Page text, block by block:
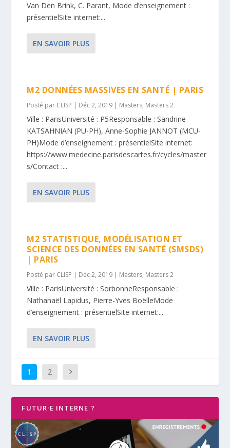
Van Den Brink, C. Parant, Mode d’enseignement :
présentielSite internet:...
EN SAVOIR PLUS
M2 DONNÉES MASSIVES EN SANTÉ | PARIS
Posté par CLISP | Déc 2, 2019 | Masters, Masters 2
Ville : ParisUniversité : P5Responsable : Sandrine
KATSAHNIAN (PU-PH), Anne-Sophie JANNOT (MCU-
PH)Mode d’enseignement : présentielSite internet:
https://www.medecine.parisdescartes.fr/cycles/master
s/Contact :...
EN SAVOIR PLUS
M2 STATISTIQUE, MODÉLISATION ET
SCIENCE DES DONNÉES EN SANTÉ (SMSDS)
| PARIS
Posté par CLISP | Déc 2, 2019 | Masters, Masters 2
Ville : ParisUniversité : SorbonneResponsable :
Nathanaël Lapidus, Pierre-Yves BoëlleMode
d’enseignement : présentielSite internet:...
EN SAVOIR PLUS
1 2
FUTUR·E INTERNE ?